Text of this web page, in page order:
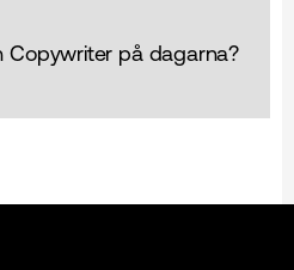
Copywriter på dagarna?